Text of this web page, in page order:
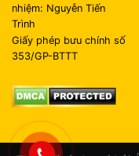
nhiệm: Nguyễn Tiến
Trình
Giấy phép bưu chính số
353/GP-BTTT